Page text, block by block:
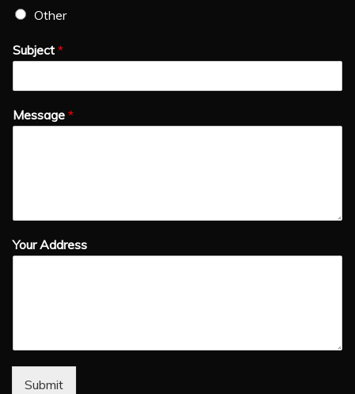
Other
Subject *
Message *
Your Address
Submit